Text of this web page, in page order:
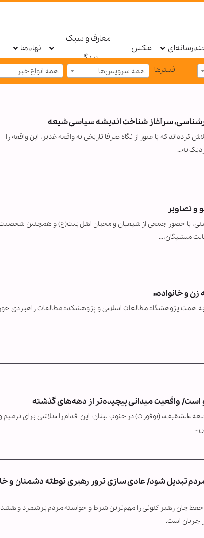
عکس
معارف و سبک
زندگی
نهادها
فیلترها همه سرویس‌ها همه انواع خبر
سرآغاز شناخت اندیشه سیاسی شیعه
در طول حدود ۵۰ سال گذشته، تلاش کرده‌اند که با عبور از نگاه صرفا تاریخی به واقعه غدیر، این واقعه را
به…
و تصاویر
جشنی، با حضور جمعی از شیعیان و محبان اهل بیت‌(ع) و همچنین
میشیگان،…
و خانواده»
همت پژوهشگاه مطالعات اسلامی و پژوهشکده مطالعات راهبردی
است/ واقعیت میدانی پیچیده‌تر از دهه‌های گذشته
«الشقیف» (بوفورت) در جنوب لبنان، این اقدام را «تلاشی برای ترمیم
تبدیل شود/ عادی سازی ترور رهبری توطئه دشمنان و
جان رهبر کنونی را مهم‌ترین شرط و خواسته مردم برشمرد و
جریان است.